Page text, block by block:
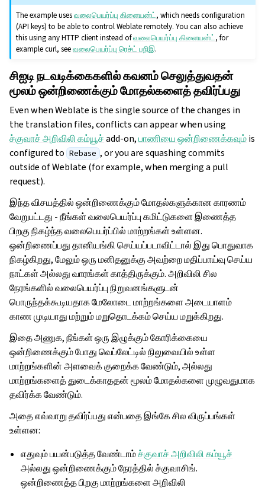
The example usesவலைபெயர்ப்பு கிளையன்ட், which needs configuration
(API keys) to be able to control Weblate remotely. You can also achieve
this using any HTTP client instead ofவலைபெயர்ப்பு கிளையன்ட், for
example curl, seeவலைபெயர்ப்பு ரெச்ட் பநிஇ.
சிஐடி நடவடிக்கைகளில் கவனம் செலுத்துவதன்
மூலம் ஒன்றிணைக்கும் மோதல்களைத் தவிர்ப்பது
Even when Weblate is the single source of the changes in
the translation files, conflicts can appear when using
ச்குவாச் அறிவிலி கம்யூச்add-on,பாணியை ஒன்றிணைக்கவும்is
configured to Rebase , or you are squashing commits
outside of Weblate (for example, when merging a pull
request).
இந்த விசயத்தில் ஒன்றிணைக்கும் மோதல்களுக்கான காரணம்
வேறுபட்டது - நீங்கள் வலைபெயர்ப்பு கமிட்டுகளை இணைத்த
பிறகு நிகழ்ந்த வலைபெயர்ப்பில் மாற்றங்கள் உள்ளன.
ஒன்றிணைப்பது தானியங்கி செய்யப்படாவிட்டால் இது பொதுவாக
நிகழ்கிறது, மேலும் ஒரு மனிதனுக்கு அவற்றை மதிப்பாய்வு செய்ய
நாட்கள் அல்லது வாரங்கள் காத்திருக்கும். அறிவிலி சில
நேரங்களில் வலைபெயர்ப்பு நிறுவனங்களுடன்
பொருந்தக்கூடியதாக மேலோடை மாற்றங்களை அடையாளம்
காண முடியாது மற்றும் மறுதொடக்கம் செய்ய மறுக்கிறது.
இதை அணுக, நீங்கள் ஒரு இழுக்கும் கோரிக்கையை
ஒன்றிணைக்கும் போது வெப்லேட்டில் நிலுவையில் உள்ள
மாற்றங்களின் அளவைக் குறைக்க வேண்டும், அல்லது
மாற்றங்களைத் துடைக்காததன் மூலம் மோதல்களை முழுவதுமாக
தவிர்க்க வேண்டும்.
அதை எவ்வாறு தவிர்ப்பது என்பதை இங்கே சில விருப்பங்கள்
உள்ளன:
எதுவும் பயன்படுத்த வேண்டாம்ச்குவாச் அறிவிலி கம்யூச்
அல்லது ஒன்றிணைக்கும் நேரத்தில் ச்குவாசிங்.
ஒன்றிணைத்த பிறகு மாற்றங்களை அறிவிலி